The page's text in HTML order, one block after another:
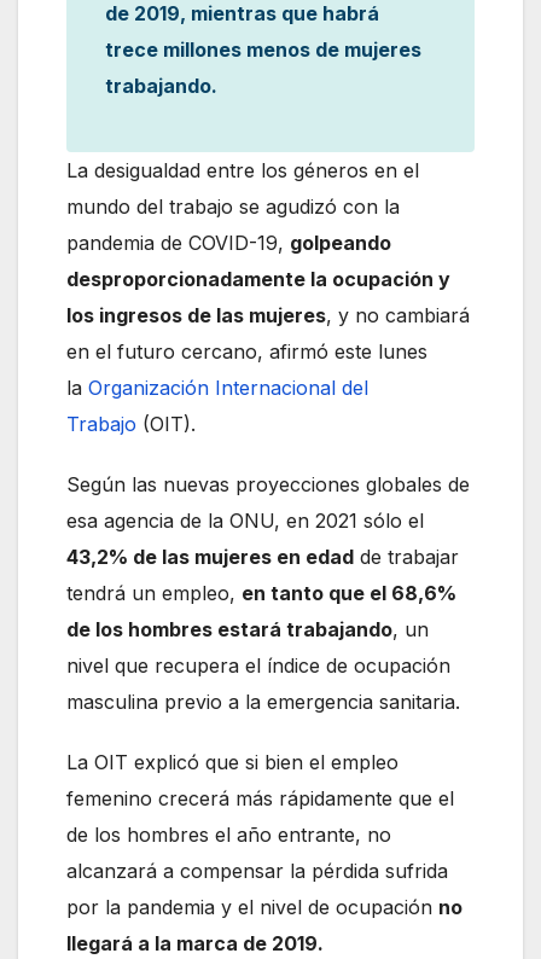
de 2019, mientras que habrá
trece millones menos de mujeres
trabajando.
La desigualdad entre los géneros en el
mundo del trabajo se agudizó con la
pandemia de COVID-19, golpeando
desproporcionadamente la ocupación y
los ingresos de las mujeres, y no cambiará
en el futuro cercano, afirmó este lunes
la Organización Internacional del
Trabajo (OIT).
Según las nuevas proyecciones globales de
esa agencia de la ONU, en 2021 sólo el
43,2% de las mujeres en edad de trabajar
tendrá un empleo, en tanto que el 68,6%
de los hombres estará trabajando, un
nivel que recupera el índice de ocupación
masculina previo a la emergencia sanitaria.
La OIT explicó que si bien el empleo
femenino crecerá más rápidamente que el
de los hombres el año entrante, no
alcanzará a compensar la pérdida sufrida
por la pandemia y el nivel de ocupación no
llegará a la marca de 2019.